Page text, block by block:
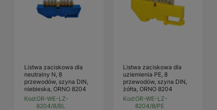
Listwa zaciskowa dla
neutralny N, 8
przewodów, szyna DIN,
niebieska, ORNO 8204
Kod:OR-WE-LZ-
8204/8/BL
Listwa zaciskowa dla
uziemienia PE, 8
przewodów, szyna DIN,
żółta, ORNO 8204
Kod:OR-WE-LZ-
8204/8/PE